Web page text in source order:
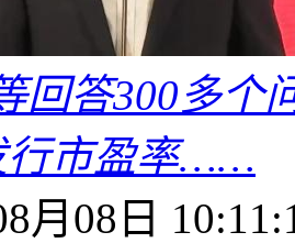
回答300多个
行市盈率……
月08日